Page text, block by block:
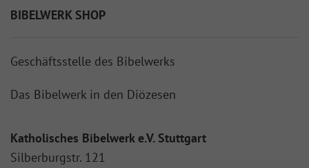
BIBELWERK SHOP
Geschäftsstelle des Bibelwerks
Das Bibelwerk in den Diözesen
Katholisches Bibelwerk e.V. Stuttgart
Silberburgstr. 121